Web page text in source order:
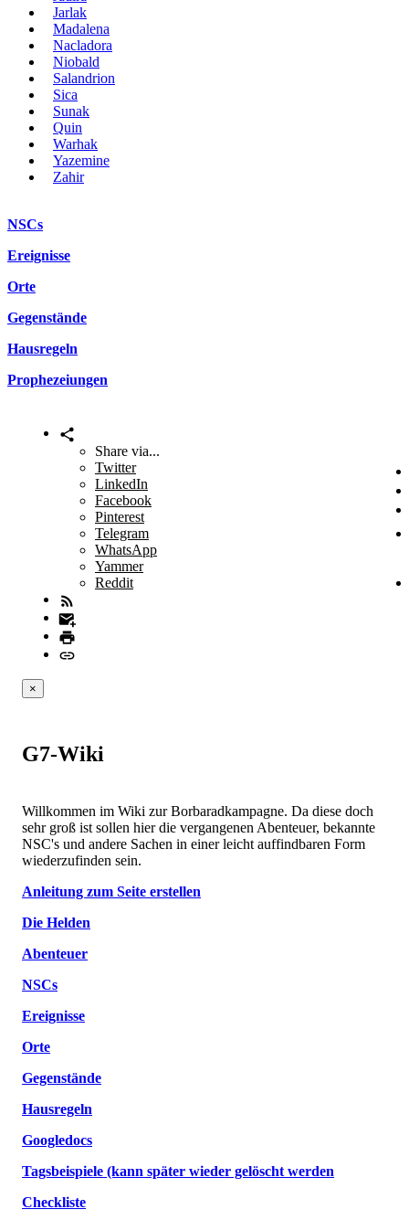
Jarlak
Madalena
Nacladora
Niobald
Salandrion
Sica
Sunak
Quin
Warhak
Yazemine
Zahir
NSCs
Ereignisse
Orte
Gegenstände
Hausregeln
Prophezeiungen
Share via...
Twitter
LinkedIn
Facebook
Pinterest
Telegram
WhatsApp
Yammer
Reddit
×
G7-Wiki
Willkommen im Wiki zur Borbaradkampagne. Da diese doch
sehr groß ist sollen hier die vergangenen Abenteuer, bekannte
NSC's und andere Sachen in einer leicht auffindbaren Form
wiederzufinden sein.
Anleitung zum Seite erstellen
Die Helden
Abenteuer
NSCs
Ereignisse
Orte
Gegenstände
Hausregeln
Googledocs
Tagsbeispiele (kann später wieder gelöscht werden
Checkliste